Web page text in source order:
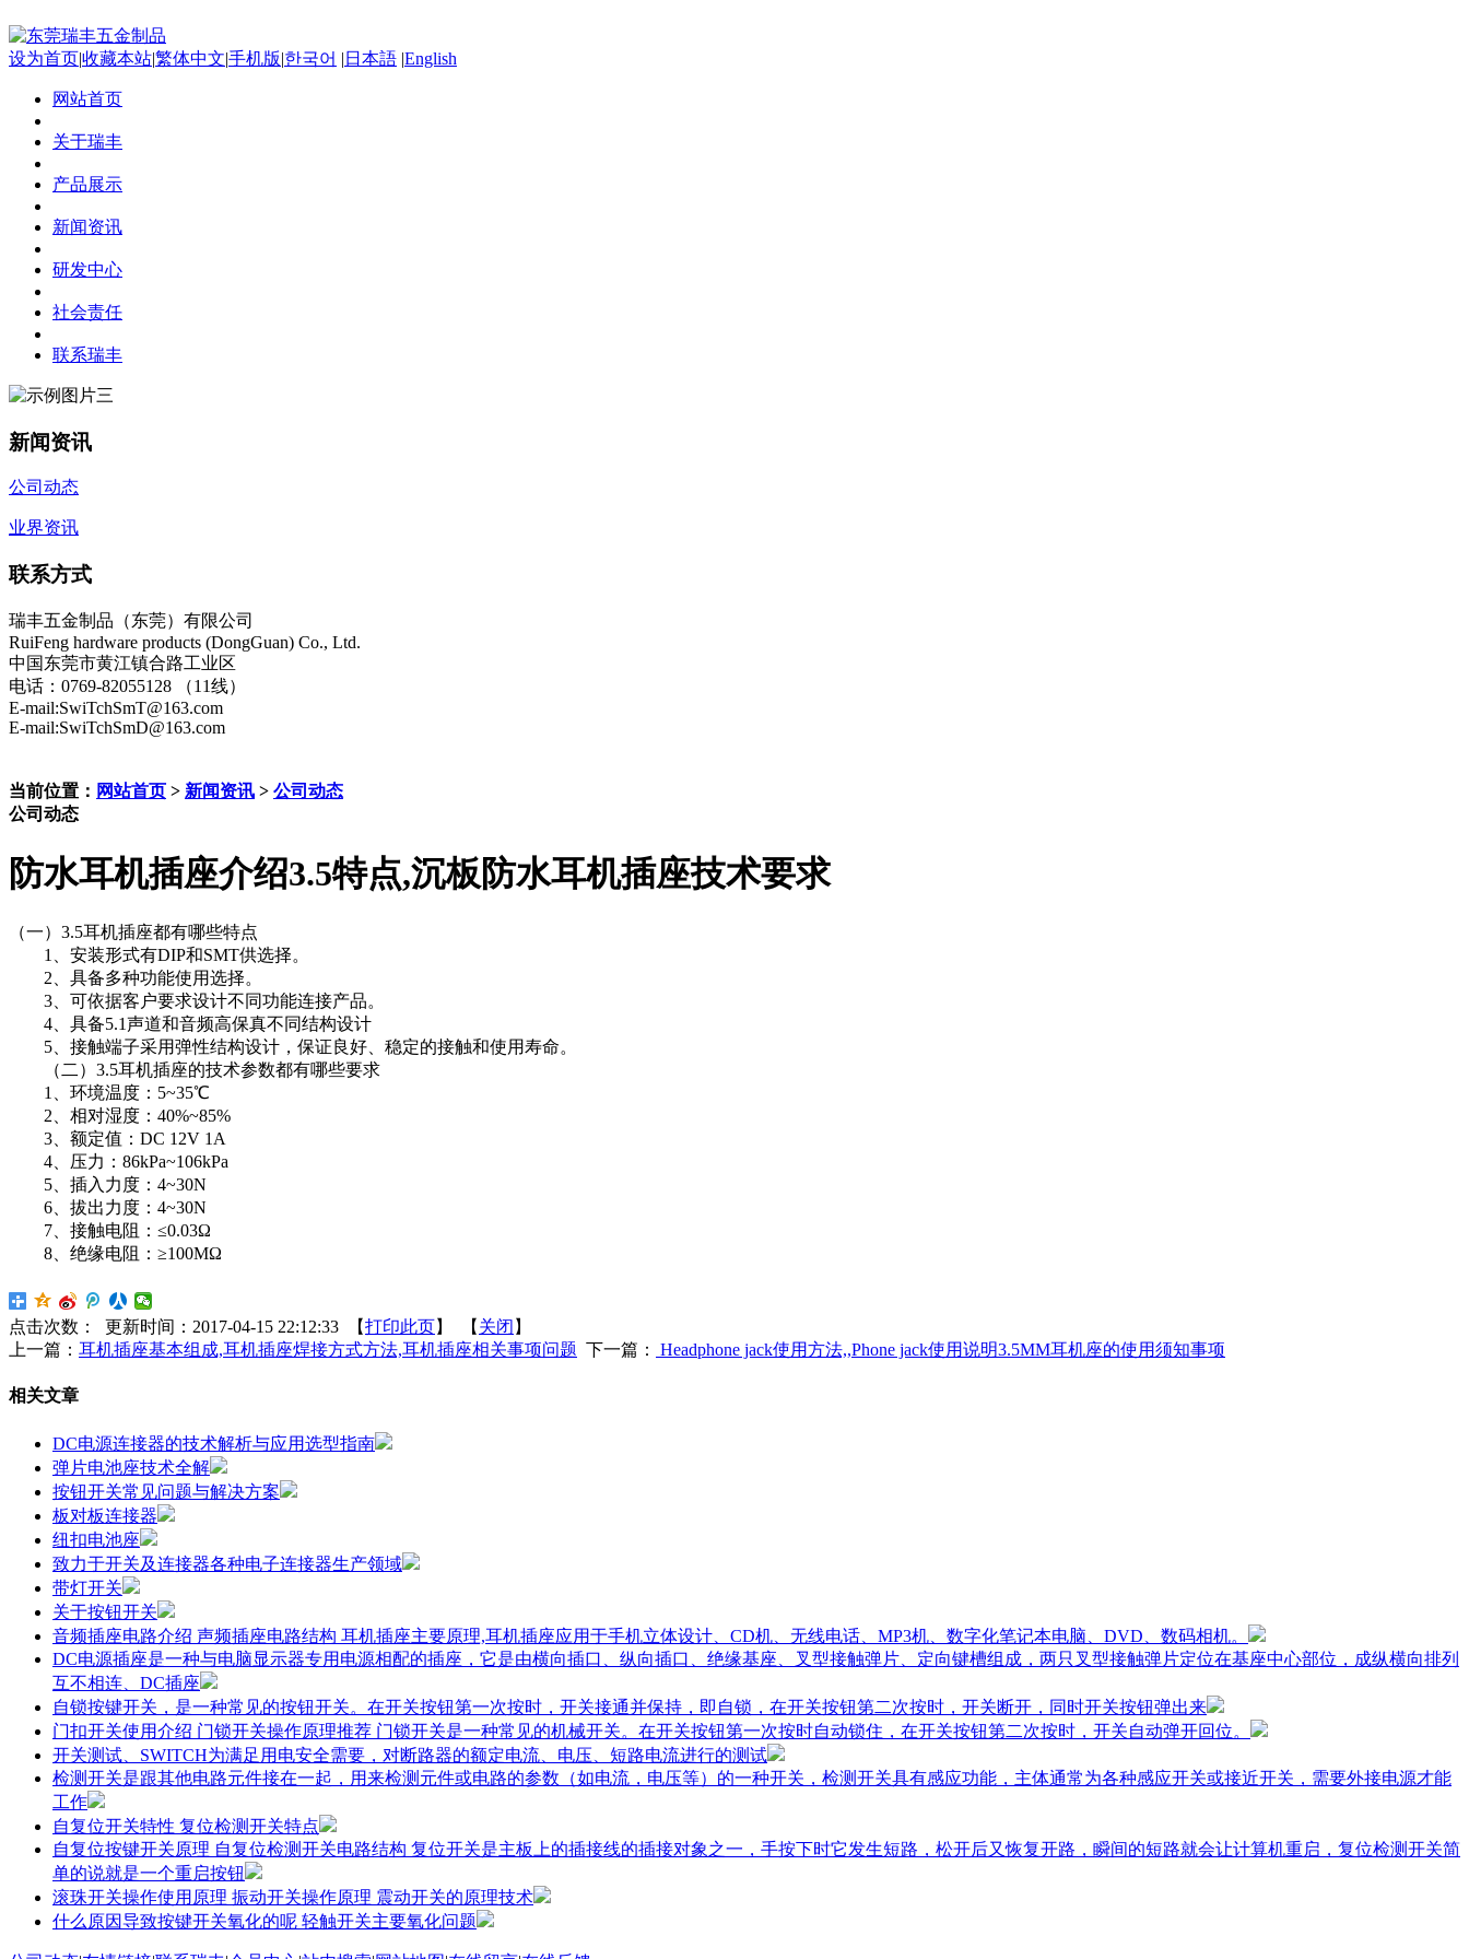
设为首页|收藏本站|繁体中文|手机版|한국어 | 日本語 |English
网站首页
关于瑞丰
产品展示
新闻资讯
研发中心
社会责任
联系瑞丰
新闻资讯
公司动态
业界资讯
联系方式
瑞丰五金制品（东莞）有限公司
RuiFeng hardware products (DongGuan) Co., Ltd.
中国东莞市黄江镇合路工业区
电话：0769-82055128 （11线）
E-mail:SwiTchSmT@163.com
E-mail:SwiTchSmD@163.com
当前位置： 网站首页 > 新闻资讯 > 公司动态
公司动态
防水耳机插座介绍3.5特点,沉板防水耳机插座技术要求
（一）3.5耳机插座都有哪些特点
1、安装形式有DIP和SMT供选择。
2、具备多种功能使用选择。
3、可依据客户要求设计不同功能连接产品。
4、具备5.1声道和音频高保真不同结构设计
5、接触端子采用弹性结构设计，保证良好、稳定的接触和使用寿命。
（二）3.5耳机插座的技术参数都有哪些要求
1、环境温度：5~35℃
2、相对湿度：40%~85%
3、额定值：DC 12V 1A
4、压力：86kPa~106kPa
5、插入力度：4~30N
6、拔出力度：4~30N
7、接触电阻：≤0.03Ω
8、绝缘电阻：≥100MΩ
点击次数： 更新时间：2017-04-15 22:12:33 【打印此页】 【 关闭 】
上一篇： 耳机插座基本组成,耳机插座焊接方式方法,耳机插座相关事项问题 下一篇： Headphone jack使用方法,,Phone jack使用说明3.5MM耳机座的使用须知事项
相关文章
DC电源连接器的技术解析与应用选型指南
弹片电池座技术全解
按钮开关常见问题与解决方案
板对板连接器
纽扣电池座
致力于开关及连接器各种电子连接器生产领域
带灯开关
关于按钮开关
音频插座电路介绍 声频插座电路结构 耳机插座主要原理,耳机插座应用于手机立体设计、CD机、无线电话、MP3机、数字化笔记本电脑、DVD、数码相机。
DC电源插座是一种与电脑显示器专用电源相配的插座，它是由横向插口、纵向插口、绝缘基座、叉型接触弹片、定向键槽组成，两只叉型接触弹片定位在基座中心部位，成纵横向排列
互不相连、DC插座
自锁按键开关，是一种常见的按钮开关。在开关按钮第一次按时，开关接通并保持，即自锁，在开关按钮第二次按时，开关断开，同时开关按钮弹出来
门扣开关使用介绍 门锁开关操作原理推荐 门锁开关是一种常见的机械开关。在开关按钮第一次按时自动锁住，在开关按钮第二次按时，开关自动弹开回位。
开关测试、SWITCH为满足用电安全需要，对断路器的额定电流、电压、短路电流进行的测试
检测开关是跟其他电路元件接在一起，用来检测元件或电路的参数（如电流，电压等）的一种开关，检测开关具有感应功能，主体通常为各种感应开关或接近开关，需要外接电源才能
工作
自复位开关特性 复位检测开关特点
自复位按键开关原理 自复位检测开关电路结构 复位开关是主板上的插接线的插接对象之一，手按下时它发生短路，松开后又恢复开路，瞬间的短路就会让计算机重启，复位检测开关简
单的说就是一个重启按钮
滚珠开关操作使用原理 振动开关操作原理 震动开关的原理技术
什么原因导致按键开关氧化的呢 轻触开关主要氧化问题